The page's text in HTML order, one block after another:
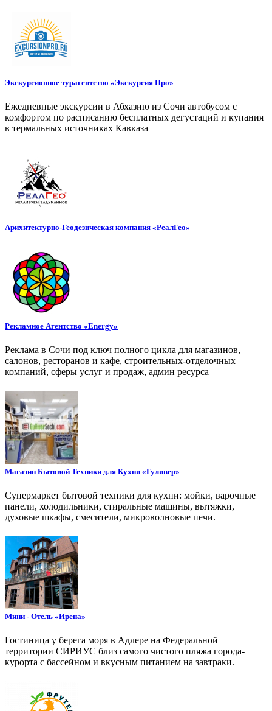
Экскурсионное турагентство «Экскурсия Про»
Ежедневные экскурсии в Абхазию из Сочи автобусом с
комфортом по расписанию бесплатных дегустаций и купания
в термальных источниках Кавказа
Арихитектурно-Геодезическая компания «РеалГео»
Рекламное Агентство «Energy»
Реклама в Сочи под ключ полного цикла для магазинов,
салонов, ресторанов и кафе, строительных-отделочных
компаний, сферы услуг и продаж, админ ресурса
Магазин Бытовой Техники для Кухни «Гуливер»
Супермаркет бытовой техники для кухни: мойки, варочные
панели, холодильники, стиральные машины, вытяжки,
духовые шкафы, смесители, микроволновые печи.
Мини - Отель «Ирена»
Гостиница у берега моря в Адлере на Федеральной
территории СИРИУС близ самого чистого пляжа города-
курорта с бассейном и вкусным питанием на завтраки.